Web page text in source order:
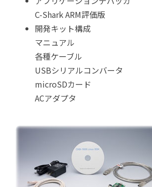
C-Shark ARM評価版
開発キット構成
マニュアル
各種ケーブル
USBシリアルコンバータ
microSDカード
ACアダプタ